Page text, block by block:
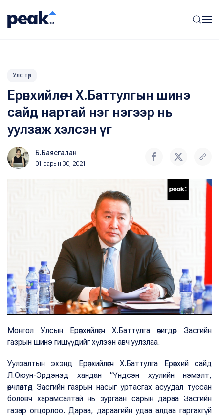
Улс төр
Ерөнхийлөгч Х.Баттулгын шинэ
сайд нартай нэг нэгээр нь
уулзаж хэлсэн үг
Б.Баясгалан
01 сарын 30, 2021
Монгол Улсын Ерөнхийлөгч Х.Баттулга өчигдөр Засгийн
газрын шинэ гишүүдийг хүлээн авч уулзлаа.
Уулзалтын эхэнд Ерөнхийлөгч Х.Баттулга Ерөнхий сайд
Л.Оюун-Эрдэнэд хандан “Үндсэн хуулийн нэмэлт,
өөрчлөлтөд Засгийн газрын насыг уртасгах асуудал туссан
боловч харамсалтай нь зургаан сарын дараа Засгийн
газар огцорлоо. Дараа, дараагийн удаа алдаа гаргахгүй